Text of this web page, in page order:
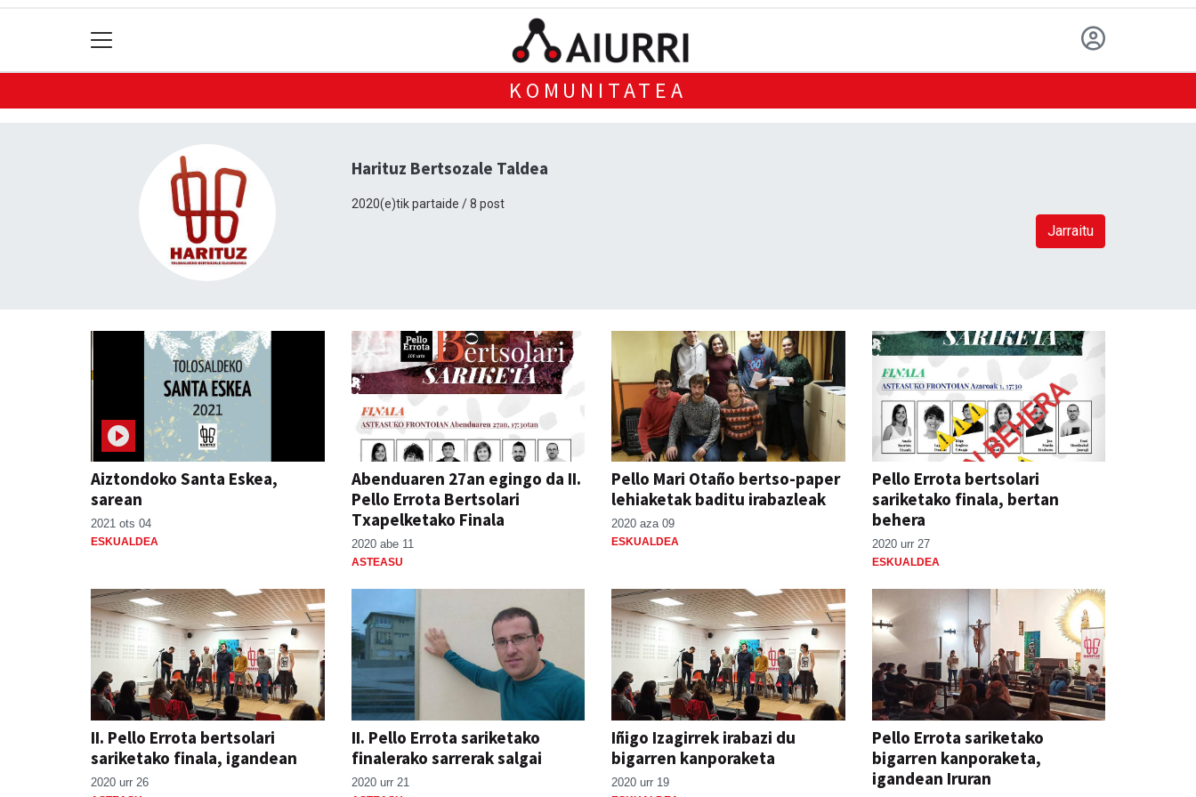
KOMUNITATEA
Harituz Bertsozale Taldea
2020(e)tik partaide / 8 post
Jarraitu
Aiztondoko Santa Eskea,
sarean
2021 ots 04
ESKUALDEA
Abenduaren 27an egingo da II.
Pello Errota Bertsolari
Txapelketako Finala
2020 abe 11
ASTEASU
Pello Mari Otaño bertso-paper
lehiaketak baditu irabazleak
2020 aza 09
ESKUALDEA
Pello Errota bertsolari
sariketako finala, bertan
behera
2020 urr 27
ESKUALDEA
II. Pello Errota bertsolari
sariketako finala, igandean
2020 urr 26
II. Pello Errota sariketako
finalerako sarrerak salgai
2020 urr 21
Iñigo Izagirrek irabazi du
bigarren kanporaketa
2020 urr 19
Pello Errota sariketako
bigarren kanporaketa,
igandean Iruran